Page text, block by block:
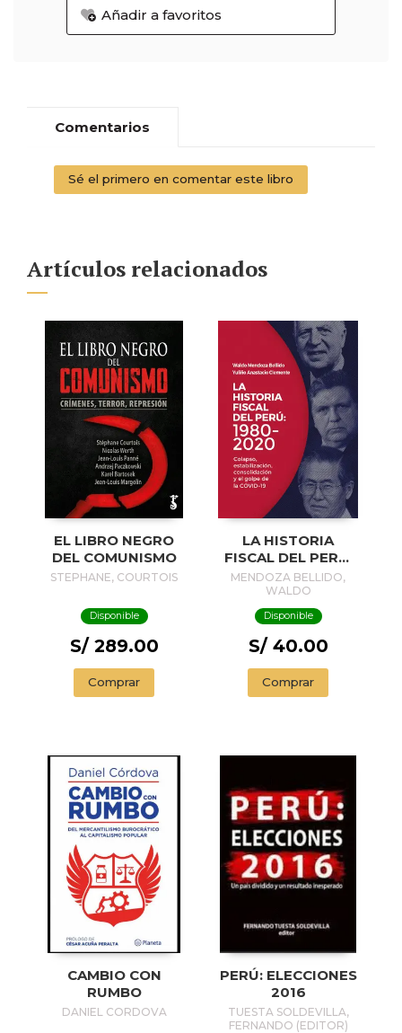
Añadir a favoritos
Comentarios
Sé el primero en comentar este libro
Artículos relacionados
EL LIBRO NEGRO
DEL COMUNISMO
STEPHANE, COURTOIS
Disponible
S/ 289.00
Comprar
LA HISTORIA
FISCAL DEL PERÚ:
1980-2020
MENDOZA BELLIDO,
WALDO
Disponible
S/ 40.00
Comprar
CAMBIO CON
RUMBO
DANIEL CORDOVA
PERÚ: ELECCIONES
2016
TUESTA SOLDEVILLA,
FERNANDO (EDITOR)